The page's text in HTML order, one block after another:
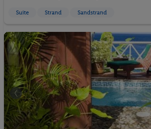
Suite Strand Sandstrand